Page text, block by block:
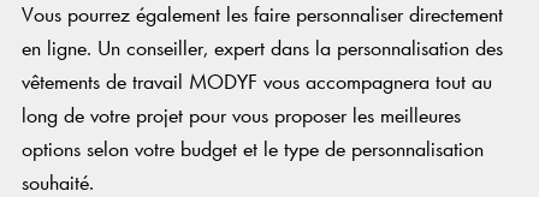
Vous pourrez également les faire personnaliser directement
en ligne. Un conseiller, expert dans la personnalisation des
vêtements de travail MODYF vous accompagnera tout au
long de votre projet pour vous proposer les meilleures
options selon votre budget et le type de personnalisation
souhaité.